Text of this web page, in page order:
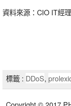
資料來源：CIO IT經
標籤 : DDoS,